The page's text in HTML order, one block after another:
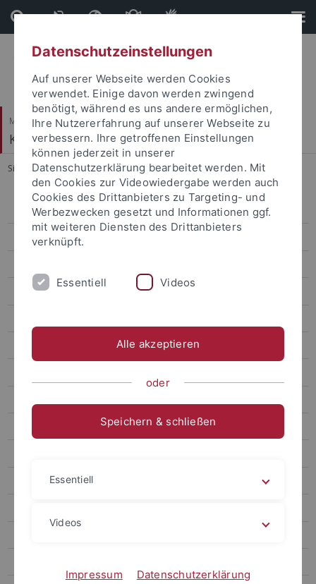
Direkt
zum
Inhalt
Direkt
zur
Fußleiste
Mathematisch-Naturwissenschaftliche Fakultät
Kommunikationsnetze
Sie sind hier: Startseite ... SS 2021
WS 2023/24
SoSe 2023
SS 2022
WS 2018/19
Datenschutzeinstellungen
Auf unserer Webseite werden Cookies
verwendet. Einige davon werden zwingend
benötigt, während es uns andere ermöglichen,
Ihre Nutzererfahrung auf unserer Webseite zu
verbessern. Ihre getroffenen Einstellungen
können jederzeit in unserer
Datenschutzerklärung bearbeitet werden. Mit
den Cookies zur Videowiedergabe werden auch
Cookies des Drittanbieters zu Targeting- und
Werbezwecken gesetzt und Informationen ggf.
mit weiteren Diensten des Drittanbieters
verknüpft.
Essentiell Videos
Alle akzeptieren
oder
Speichern & schließen
Essentiell
Videos
Impressum Datenschutzerklärung